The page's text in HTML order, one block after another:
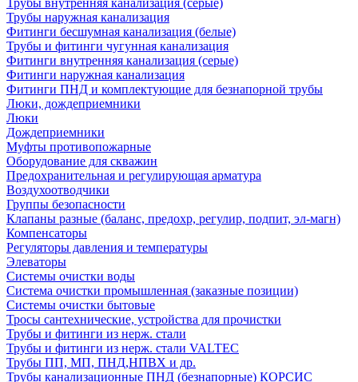
Трубы внутренняя канализация (серые)
Трубы наружная канализация
Фитинги бесшумная канализация (белые)
Трубы и фитинги чугунная канализация
Фитинги внутренняя канализация (серые)
Фитинги наружная канализация
Фитинги ПНД и комплектующие для безнапорной трубы
Люки, дождеприемники
Люки
Дождеприемники
Муфты противопожарные
Оборудование для скважин
Предохранительная и регулирующая арматура
Воздухоотводчики
Группы безопасности
Клапаны разные (баланс, предохр, регулир, подпит, эл-магн)
Компенсаторы
Регуляторы давления и температуры
Элеваторы
Системы очистки воды
Система очистки промышленная (заказные позиции)
Системы очистки бытовые
Тросы сантехнические, устройства для прочистки
Трубы и фитинги из нерж. стали
Трубы и фитинги из нерж. стали VALTEC
Трубы ПП, МП, ПНД,НПВХ и др.
Трубы канализационные ПНД (безнапорные) КОРСИС